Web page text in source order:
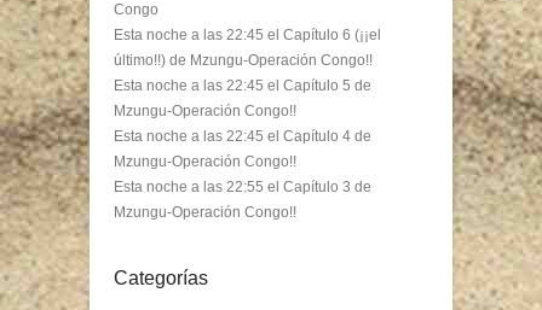
Congo
Esta noche a las 22:45 el Capítulo 6 (¡¡el
último!!) de Mzungu-Operación Congo!!
Esta noche a las 22:45 el Capítulo 5 de
Mzungu-Operación Congo!!
Esta noche a las 22:45 el Capítulo 4 de
Mzungu-Operación Congo!!
Esta noche a las 22:55 el Capítulo 3 de
Mzungu-Operación Congo!!
Categorías